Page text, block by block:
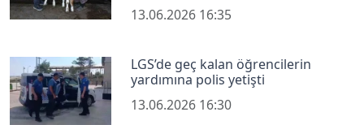
13.06.2026 16:35
LGS’de geç kalan öğrencilerin
yardımına polis yetişti
13.06.2026 16:30